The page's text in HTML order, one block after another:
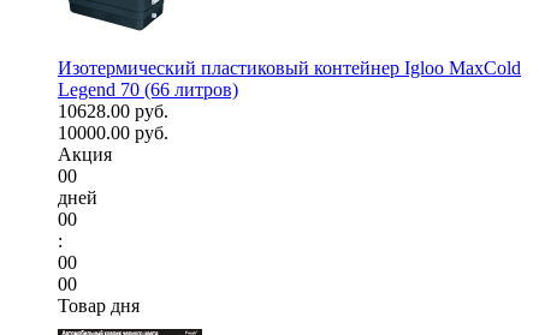
Изотермический пластиковый контейнер Igloo MaxCold
Legend 70 (66 литров)
10628.00 руб.
10000.00 руб.
Акция
00
дней
00
:
00
00
Товар дня